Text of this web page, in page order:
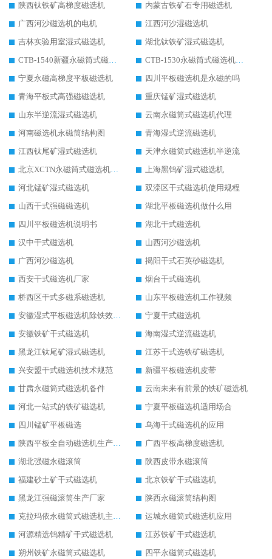
陕西钛铁矿高梯度磁选机
内蒙古铁矿石专用磁选机
广西河沙磁选机的电机
江西河沙湿磁选机
吉林实验用室湿式磁选机
湖北钛铁矿湿式磁选机
CTB-1540新疆永磁筒式磁选机
CTB-1530永磁筒式磁选机代理商
宁夏永磁高梯度平板磁选机
四川平板磁选机是永磁的吗
青海平板式高强磁磁选机
重庆锰矿湿式磁选机
山东半逆流湿式磁选机
云南永磁筒式磁选机代理
河南磁选机永磁筒结构图
青海湿式逆流磁选机
江西钛尾矿湿式磁选机
天津永磁筒式磁选机半逆流
北京XCTN永磁筒式磁选机磁块位置
上海黑钨矿湿式磁选机
河北锰矿湿式磁选机
双滦区干式磁选机使用规程
山西干式强磁磁选机
湖北平板磁选机做什么用
四川平板磁选机说明书
湖北干式磁选机
汉中干式磁选机
山西河沙磁选机
广西河沙磁选机
揭阳干式石英砂磁选机
西安干式磁选机厂家
烟台干式磁选机
桥西区干式多磁系磁选机
山东平板磁选机工作视频
安徽湿式平板磁选机除铁效果怎么样
宁夏干式磁选机
安徽铁矿干式磁选机
海南湿式逆流磁选机
黑龙江钛尾矿湿式磁选机
江苏干式选铁矿磁选机
兴安盟干式磁选机技术规范
新疆平板磁选机皮带
甘肃永磁筒式磁选机备件
云南未来有前景的铁矿磁选机
河北一站式的铁矿磁选机
宁夏平板磁选机适用场合
四川锰矿平板磁选
乌海干式磁选机的应用
陕西平板全自动磁选机生产厂家
广西平板高梯度磁选机
湖北强磁永磁滚筒
陕西皮带永磁滚筒
福建砂土矿干式磁选机
北京铁矿干式磁选机
黑龙江强磁滚筒生产厂家
陕西永磁滚筒结构图
克拉玛依永磁筒式磁选机主要技术参数
运城永磁筒式磁选机应用
河源精选钨精矿干式磁选机
江苏铁矿干式磁选机
朔州铁矿永磁筒式磁选机
四平永磁筒式磁选机